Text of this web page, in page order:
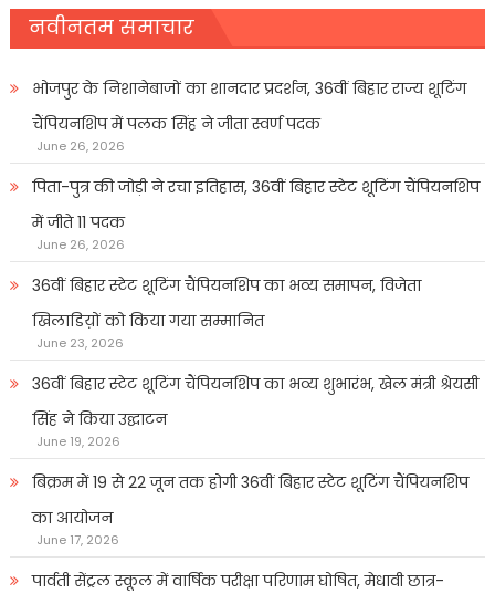
नवीनतम समाचार
भोजपुर के निशानेबाजों का शानदार प्रदर्शन, 36वीं बिहार राज्य शूटिंग
चैंपियनशिप में पलक सिंह ने जीता स्वर्ण पदक
June 26, 2026
पिता-पुत्र की जोड़ी ने रचा इतिहास, 36वीं बिहार स्टेट शूटिंग चैंपियनशिप
में जीते 11 पदक
June 26, 2026
36वीं बिहार स्टेट शूटिंग चैंपियनशिप का भव्य समापन, विजेता
खिलाडिय़ों को किया गया सम्मानित
June 23, 2026
36वीं बिहार स्टेट शूटिंग चैंपियनशिप का भव्य शुभारंभ, खेल मंत्री श्रेयसी
सिंह ने किया उद्घाटन
June 19, 2026
बिक्रम में 19 से 22 जून तक होगी 36वीं बिहार स्टेट शूटिंग चैंपियनशिप
का आयोजन
June 17, 2026
पार्वती सेंट्रल स्कूल में वार्षिक परीक्षा परिणाम घोषित, मेधावी छात्र-